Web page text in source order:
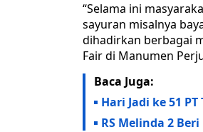
“Selama ini
sayuran misalnya
dihadirkan berbagai
Fair di Manumen
Baca Juga:
Hari Jadi ke 51
RS Melinda 2